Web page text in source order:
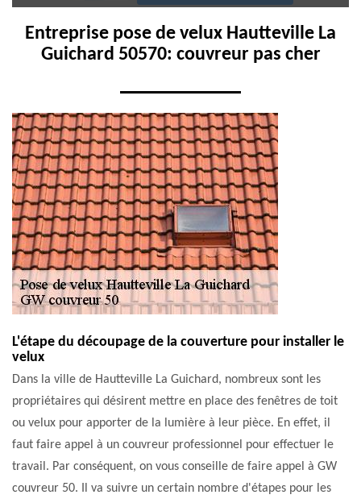
Entreprise pose de velux Hautteville La
Guichard 50570: couvreur pas cher
L'étape du découpage de la couverture pour installer le
velux
Dans la ville de Hautteville La Guichard, nombreux sont les
propriétaires qui désirent mettre en place des fenêtres de toit
ou velux pour apporter de la lumière à leur pièce. En effet, il
faut faire appel à un couvreur professionnel pour effectuer le
travail. Par conséquent, on vous conseille de faire appel à GW
couvreur 50. Il va suivre un certain nombre d'étapes pour les